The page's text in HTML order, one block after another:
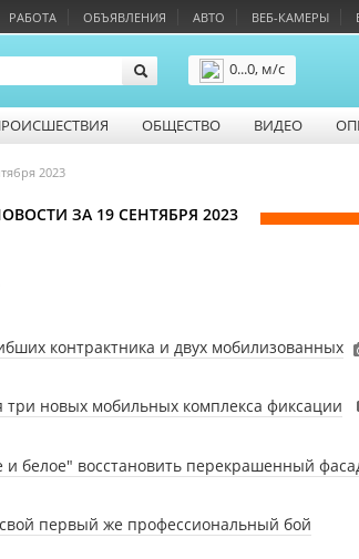
РАБОТА ОБЪЯВЛЕНИЯ АВТО ВЕБ-КАМЕРЫ
0...0, м/с
ОБЩЕСТВО ВИДЕО
2023
ЗА 19 СЕНТЯБРЯ 2023
контрактника и двух мобилизованных
три новых мобильных комплекса фиксации
и белое" восстановить перекрашенный
первый же профессиональный бой